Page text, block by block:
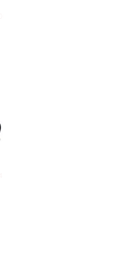
Dragon Berry
Black